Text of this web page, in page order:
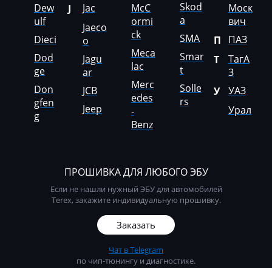
Liebherr
Lifan
Lincoln
Linde
Linder
Dew
ulf
Dieci
Dod
ge
Don
gfen
g
J
Jac
Jaeco
o
Jagu
ar
JCB
Jeep
McC
ormi
ck
Meca
lac
Merc
edes
-
Benz
Skod
a
SMA
Smar
t
Solle
rs
Моск
вич
П
ПАЗ
Т
ТагА
З
У
УАЗ
Урал
ПРОШИВКА ДЛЯ ЛЮБОГО ЭБУ
Если не нашли нужный ЭБУ для автомобилей
Terex, закажите индивидуальную прошивку.
Заказать
Чат в Telegram
по чип-тюнингу и диагностике.